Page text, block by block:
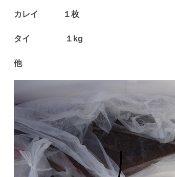
カレイ １枚
タイ １kg
他